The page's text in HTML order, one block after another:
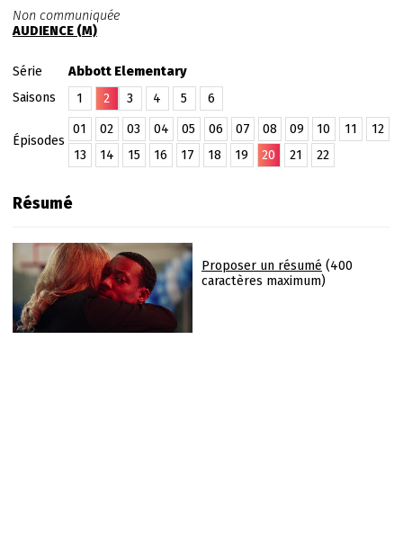
Non communiquée
AUDIENCE (M)
Série
Abbott Elementary
Saisons
1 2 3 4 5 6
Épisodes
01 02 03 04 05 06 07 08 09 10 11
12
13
14 15 16 17 18 19 20 21 22
Résumé
Proposer un résumé (400
caractères maximum)